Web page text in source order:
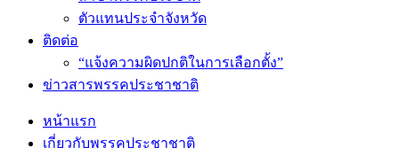
ตัวแทนประจำจังหวัด
ติดต่อ
“แจ้งความผิดปกติในการเลือกตั้ง”
ข่าวสารพรรคประชาชาติ
หน้าแรก
เกี่ยวกับพรรคประชาชาติ